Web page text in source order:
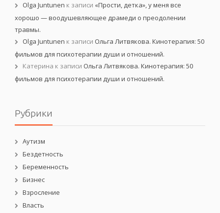
Olga Juntunen к записи «Прости, детка», у меня все
хорошо — воодушевляющее драмеди о преодолении
травмы.
Olga Juntunen к записи Ольга Литвякова. Кинотерапия: 50
фильмов для психотерапии души и отношений.
Катерина к записи Ольга Литвякова. Кинотерапия: 50
фильмов для психотерапии души и отношений.
Рубрики
Аутизм
Бездетность
Беременность
Бизнес
Взросление
Власть